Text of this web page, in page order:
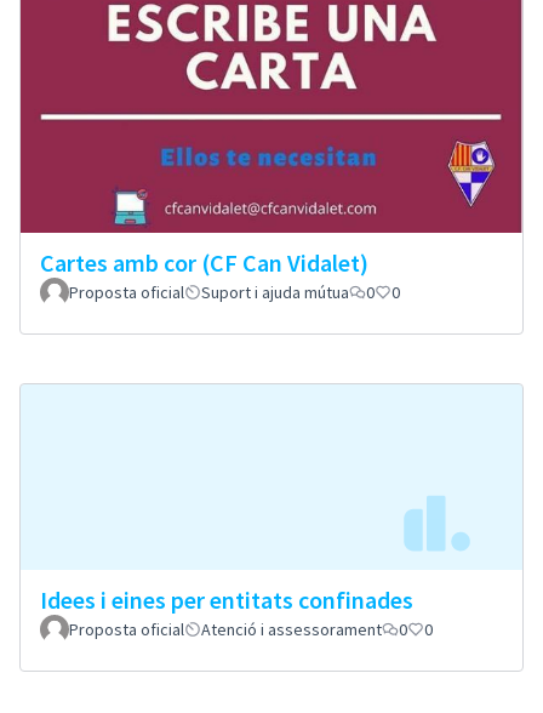
Cartes amb cor (CF Can Vidalet)
Proposta oficial Suport i ajuda mútua 0 0
Idees i eines per entitats confinades
Proposta oficial Atenció i assessorament 0 0